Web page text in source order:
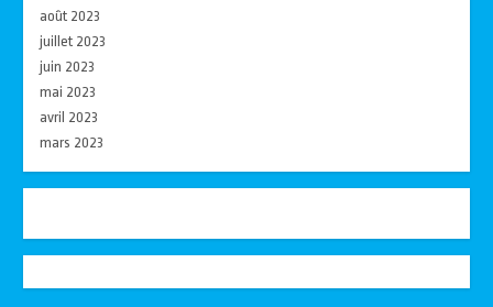
août 2023
juillet 2023
juin 2023
mai 2023
avril 2023
mars 2023